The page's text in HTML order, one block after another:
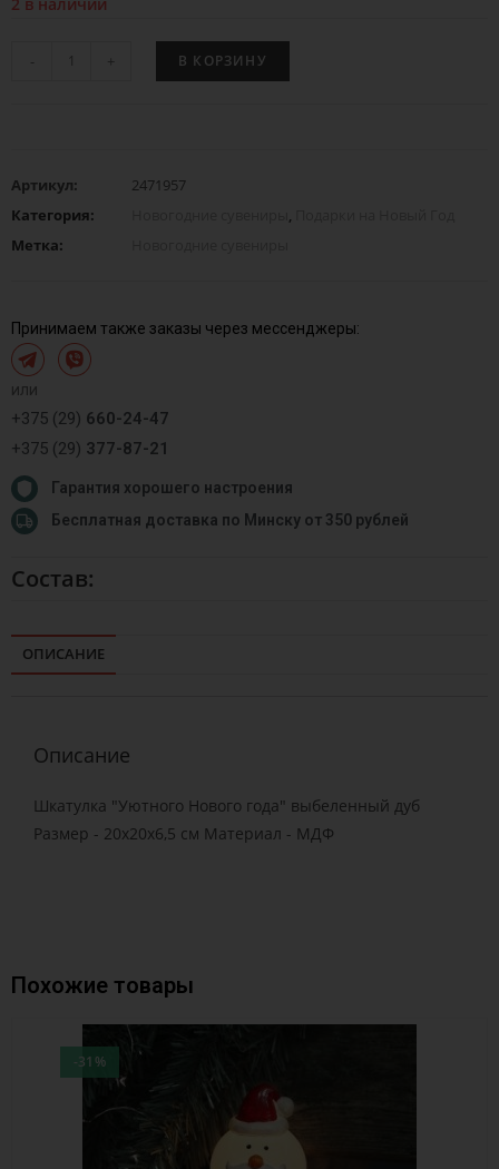
- + В КОРЗИНУ
Артикул:
2471957
Категория:
,
Метка:
Принимаем также заказы через мессенджеры:
или
+375 (29) 660-24-47
+375 (29) 377-87-21
Гарантия хорошего настроения
Бесплатная доставка по Минску от 350 рублей
Состав:
ОПИСАНИЕ
Описание
Шкатулка "Уютного Нового года" выбеленный дуб
Размер - 20х20х6,5 см Материал - МДФ
Похожие товары
-31%